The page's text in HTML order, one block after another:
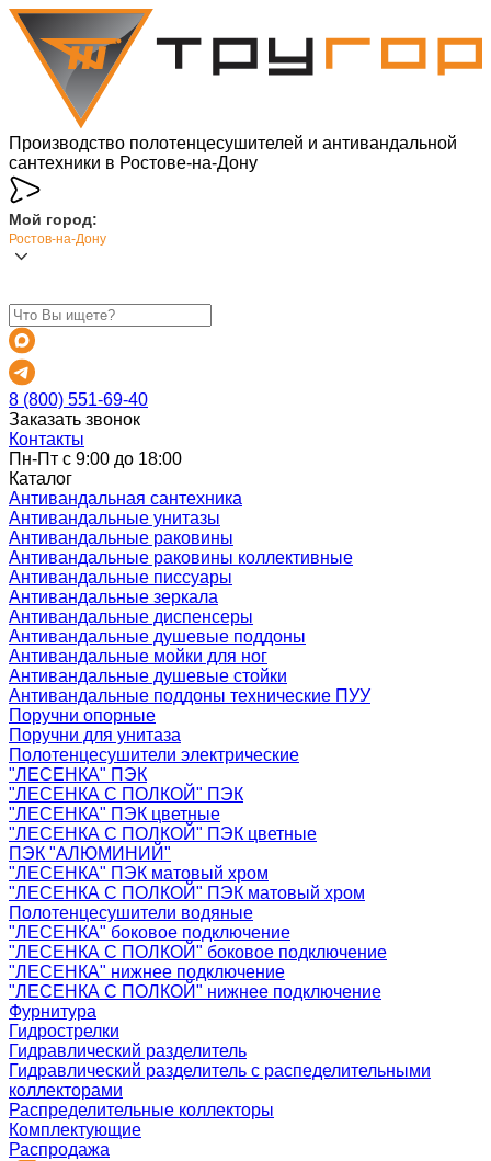
Производство полотенцесушителей и антивандальной
сантехники в Ростове-на-Дону
Мой город:
Ростов-на-Дону
8 (800) 551-69-40
Заказать звонок
Контакты
Пн-Пт с 9:00 до 18:00
Каталог
Антивандальная сантехника
Антивандальные унитазы
Антивандальные раковины
Антивандальные раковины коллективные
Антивандальные писсуары
Антивандальные зеркала
Антивандальные диспенсеры
Антивандальные душевые поддоны
Антивандальные мойки для ног
Антивандальные душевые стойки
Антивандальные поддоны технические ПУУ
Поручни опорные
Поручни для унитаза
Полотенцесушители электрические
"ЛЕСЕНКА" ПЭК
"ЛЕСЕНКА С ПОЛКОЙ" ПЭК
"ЛЕСЕНКА" ПЭК цветные
"ЛЕСЕНКА С ПОЛКОЙ" ПЭК цветные
ПЭК "АЛЮМИНИЙ"
"ЛЕСЕНКА" ПЭК матовый хром
"ЛЕСЕНКА С ПОЛКОЙ" ПЭК матовый хром
Полотенцесушители водяные
"ЛЕСЕНКА" боковое подключение
"ЛЕСЕНКА С ПОЛКОЙ" боковое подключение
"ЛЕСЕНКА" нижнее подключение
"ЛЕСЕНКА С ПОЛКОЙ" нижнее подключение
Фурнитура
Гидрострелки
Гидравлический разделитель
Гидравлический разделитель с распеделительными
коллекторами
Распределительные коллекторы
Комплектующие
Распродажа